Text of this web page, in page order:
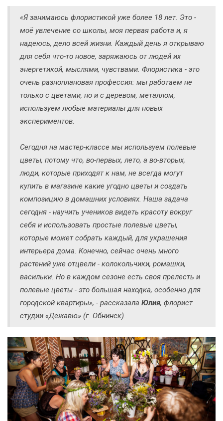
«Я занимаюсь флористикой уже более 18 лет. Это -
моё увлечение со школы, моя первая работа и, я
надеюсь, дело всей жизни. Каждый день я открываю
для себя что-то новое, заряжаюсь от людей их
энергетикой, мыслями, чувствами. Флористика - это
очень разноплановая профессия: мы работаем не
только с цветами, но и с деревом, металлом,
используем любые материалы для новых
экспериментов.
Сегодня на мастер-классе мы используем полевые
цветы, потому что, во-первых, лето, а во-вторых,
люди, которые приходят к нам, не всегда могут
купить в магазине какие угодно цветы и создать
композицию в домашних условиях. Наша задача
сегодня - научить учеников видеть красоту вокруг
себя и использовать простые полевые цветы,
которые может собрать каждый, для украшения
интерьера дома. Конечно, сейчас очень много
растений уже отцвели - колокольчики, ромашки,
васильки. Но в каждом сезоне есть своя прелесть и
полевые цветы - это большая находка, особенно для
городской квартиры», - рассказала Юлия, флорист
студии «Дежавю» (г. Обнинск).